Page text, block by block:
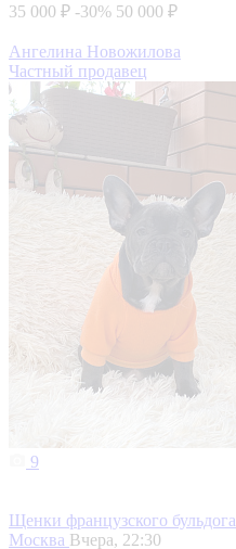
35 000 ₽ -30% 50 000 ₽
Ангелина Новожилова
Частный продавец
9
Щенки французского бульдога
Москва Вчера, 22:30